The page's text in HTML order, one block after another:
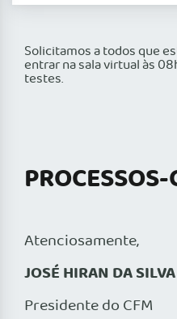
Solicitamos a todos que
entrar na sala virtual às
testes.
Atenciosamente,
JOSÉ HIRAN DA
Presidente do CFM